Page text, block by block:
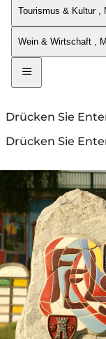
Tourismus & Kultur ,
Wein & Wirtschaft ,
Drücken Sie
Drücken Sie